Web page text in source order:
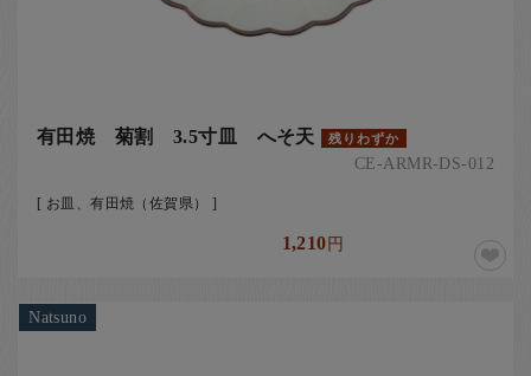
有田焼 菊割 3.5寸皿 へそ天 残りわずか
CE-ARMR-DS-012
[ お皿、有田焼（佐賀県） ]
1,210円
Natsuno